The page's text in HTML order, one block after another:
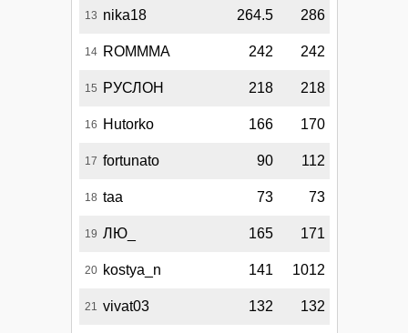
13 nika18 264.5 286
14 ROMMMA 242 242
15 РУСЛОН 218 218
16 Hutorko 166 170
17 fortunato 90 112
18 taa 73 73
19 ЛЮ_ 165 171
20 kostya_n 141 1012
21 vivat03 132 132